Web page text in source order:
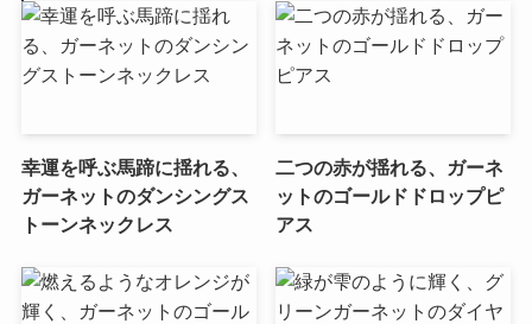
幸運を呼ぶ馬蹄に揺れる、
ガーネットのダンシングス
トーンネックレス
二つの赤が揺れる、ガーネ
ットのゴールドドロップピ
アス